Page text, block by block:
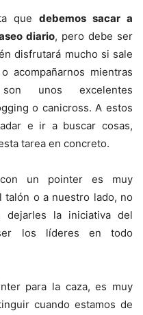
que debemos sacar a
diario, pero debe ser
disfrutará mucho si sale
acompañarnos mientras
unos excelentes
o canicross. A estos
e ir a buscar cosas,
tarea en concreto.
con un pointer es muy
talón o a nuestro lado, no
dejarles la iniciativa del
los líderes en todo
para la caza, es muy
cuando estamos de